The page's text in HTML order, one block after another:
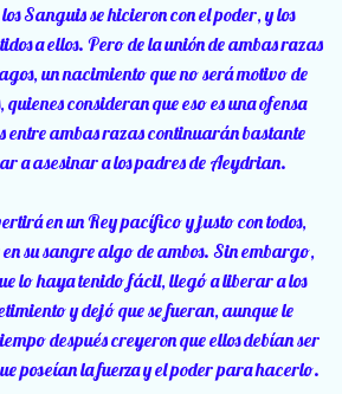
Sanguis se hicieron con el poder, y los
a ellos. Pero de la unión de ambas razas
un nacimiento que no será motivo de
consideran que eso es una ofensa
entre ambas razas continuarán bastante
a asesinar a los padres de Aeydrian.
en un Rey pacífico y justo con todos,
su sangre algo de ambos. Sin embargo,
lo haya tenido fácil, llegó a liberar a los
y dejó que se fueran, aunque le
después creyeron que ellos debían ser
poseían la fuerza y el poder para hacerlo.